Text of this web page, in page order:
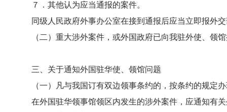
７．其他认为应当通报的案件。
同级人民政府外事办公室在接到通报后应当立即报外交
（二）重大涉外案件，或外国政府已向我驻外使、领馆
三、 关于通知外国驻华使、领馆问题
（一）凡与我国订有双边领事条约的，按条约的规定办
在外国驻华领事馆领区内发生的涉外案件，应通知有关